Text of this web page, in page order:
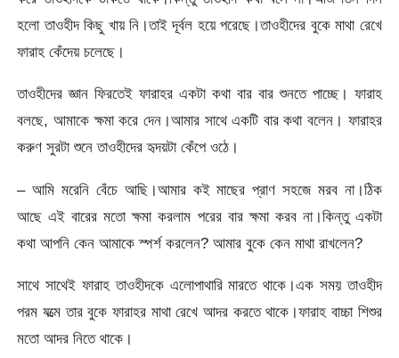
হলো তাওহীদ কিছু খায় নি।তাই দূর্বল হয়ে পরেছে।তাওহীদের বুকে মাথা রেখে
ফারাহ কেঁদেয় চলেছে।
তাওহীদের জ্ঞান ফিরতেই ফারাহর একটা কথা বার বার শুনতে পাচ্ছে। ফারাহ
বলছে, আমাকে ক্ষমা করে দেন।আমার সাথে একটি বার কথা বলেন। ফারাহর
করুণ সুরটা শুনে তাওহীদের হৃদয়টা কেঁপে ওঠে।
– আমি মরেনি বেঁচে আছি।আমার কই মাছের প্রাণ সহজে মরব না।ঠিক
আছে এই বারের মতো ক্ষমা করলাম পরের বার ক্ষমা করব না।কিন্তু একটা
কথা আপনি কেন আমাকে স্পর্শ করলেন? আমার বুকে কেন মাথা রাখলেন?
সাথে সাথেই ফারাহ তাওহীদকে এলোপাথারি মারতে থাকে।এক সময় তাওহীদ
পরম যত্মে তার বুকে ফারাহর মাথা রেখে আদর করতে থাকে।ফারাহ বাচ্চা শিশুর
মতো আদর নিতে থাকে।